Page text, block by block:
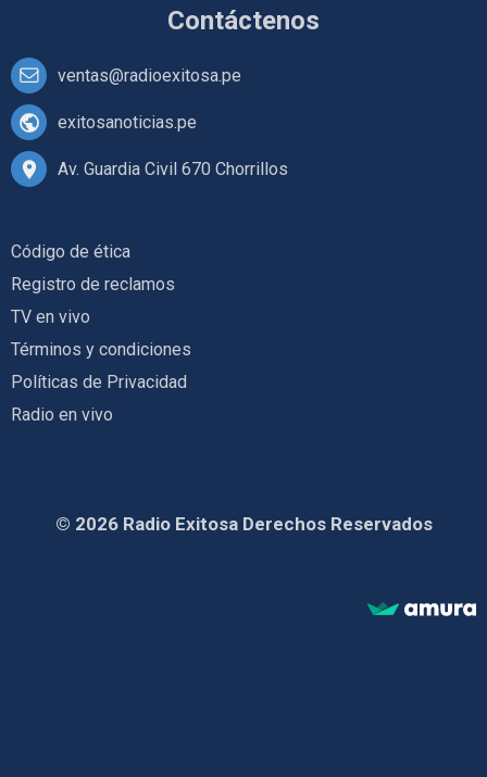
Contáctenos
ventas@radioexitosa.pe
exitosanoticias.pe
Av. Guardia Civil 670 Chorrillos
Código de ética
Registro de reclamos
TV en vivo
Términos y condiciones
Políticas de Privacidad
Radio en vivo
© 2026 Radio Exitosa Derechos Reservados